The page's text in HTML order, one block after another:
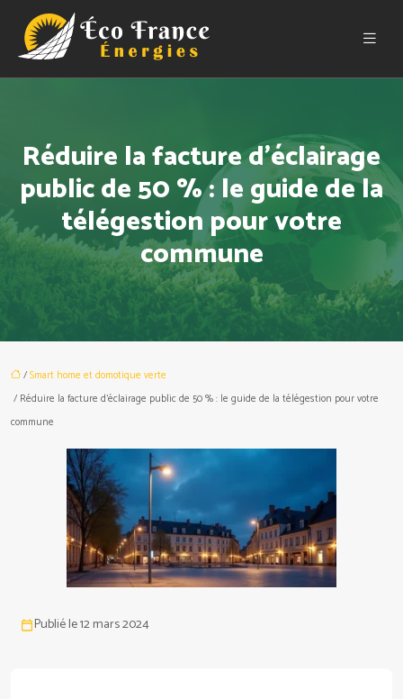
Réduire la facture d’éclairage
public de 50 % : le guide de la
télégestion pour votre
commune
/Smart home et domotique verte
/ Réduire la facture d’éclairage public de 50 % : le guide de la télégestion pour votre
commune
Publié le 12 mars 2024